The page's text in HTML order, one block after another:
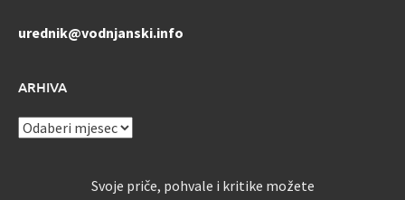
urednik@vodnjanski.info
ARHIVA
ARHIVA
Svoje priče, pohvale i kritike možete